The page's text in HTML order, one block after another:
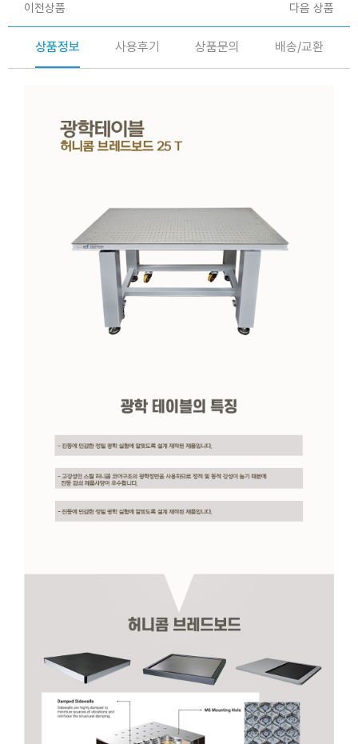
이전상품 다음 상품
상품정보 사용후기 상품문의 배송/교환